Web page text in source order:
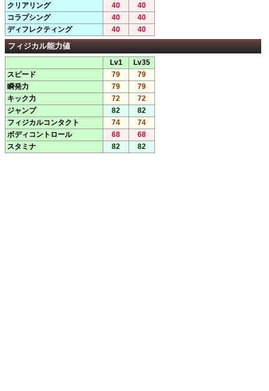
クリアリング 40
40
コラプシング
40
40
ディフレクティング
40 40
フィジカル能力値
Lv1
Lv35
スピード
79
79
瞬発力
79
79
キック力
72
72
ジャンプ
82
82
フィジカルコンタクト
74
74
ボディコントロール
68
68
スタミナ
82 82